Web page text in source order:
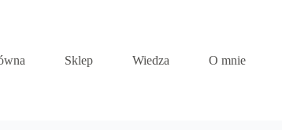
Sklep Wiedza O mnie